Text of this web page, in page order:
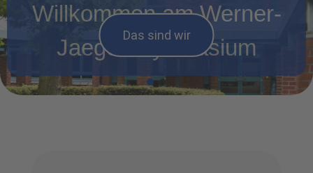
Willkommen am Werner-
Jaeger-Gymnasium
Das sind wir